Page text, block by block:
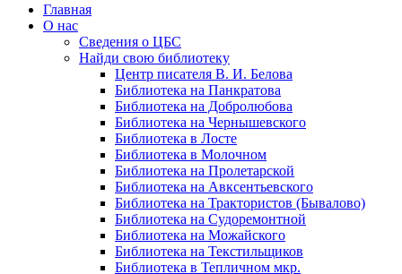
Главная
О нас
Сведения о ЦБС
Найди свою библиотеку
Центр писателя В. И. Белова
Библиотека на Панкратова
Библиотека на Добролюбова
Библиотека на Чернышевского
Библиотека в Лосте
Библиотека в Молочном
Библиотека на Пролетарской
Библиотека на Авксентьевского
Библиотека на Трактористов (Бывалово)
Библиотека на Судоремонтной
Библиотека на Можайского
Библиотека на Текстильщиков
Библиотека в Тепличном мкр.